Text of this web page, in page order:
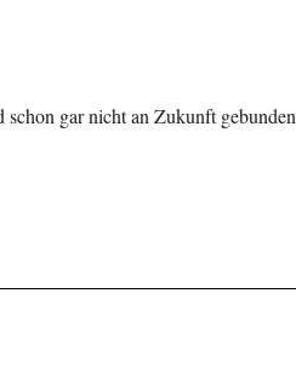
gar nicht an Zukunft